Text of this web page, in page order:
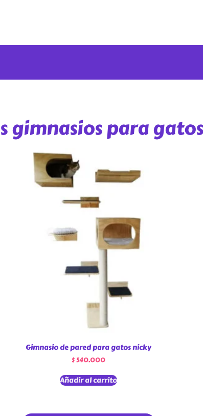
gimnasios para gatos
Gimnasio de pared para gatos nicky
$540.000
Añadir al carrito